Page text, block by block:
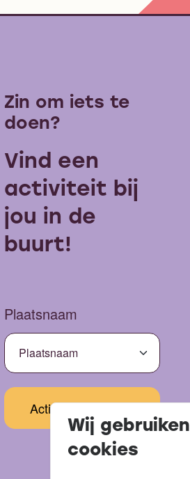
Zin om iets te
doen?
Vind een
activiteit bij
jou in de
buurt!
Plaatsnaam
Wij gebruiken
cookies